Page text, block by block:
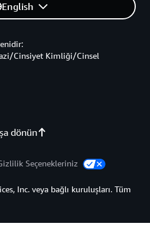
English
dönün
Cinsiyet Kimliği/Cinsel
Seçenekleriniz
Inc. veya bağlı kuruluşları. Tüm